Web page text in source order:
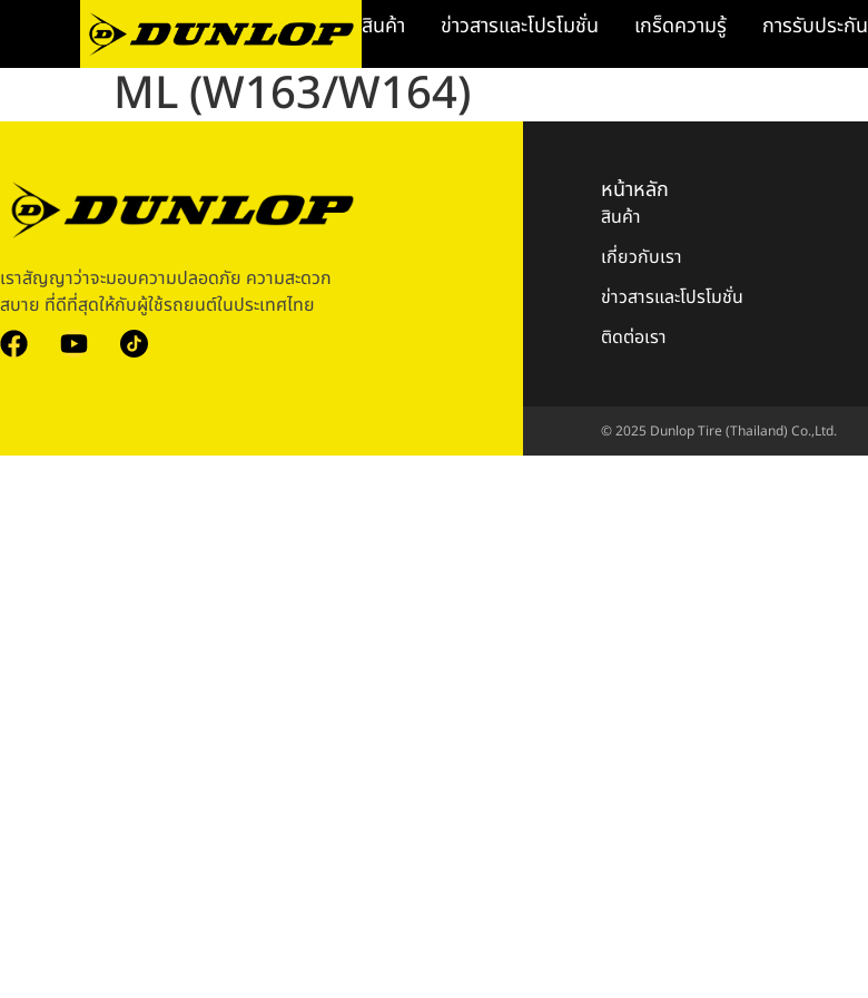
สินค้า ข่าวสารและโปรโมชั่น เกร็ดความรู้ การรับประกัน
ML (W163/W164)
เราสัญญาว่าจะมอบความปลอดภัย ความสะดวก
สบาย ที่ดีที่สุดให้กับผู้ใช้รถยนต์ในประเทศไทย
หน้าหลัก
สินค้า
เกี่ยวกับเรา
ข่าวสารและโปรโมชั่น
ติดต่อเรา
© 2025 Dunlop Tire (Thailand) Co.,Ltd.